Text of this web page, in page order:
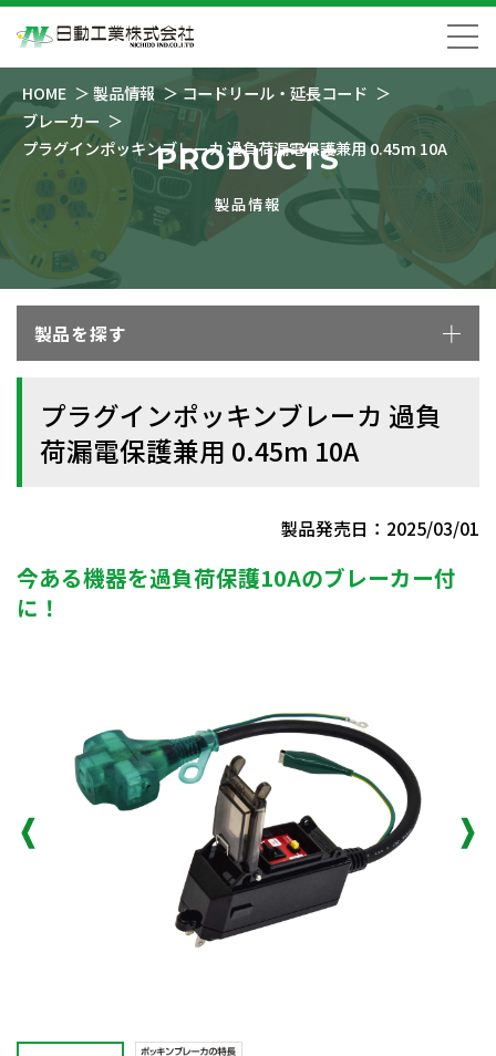
HOME 製品情報
コードリール・延長コード
ブレーカー
プラグインポッキンブレーカ 過負荷漏電保護兼用 0.45m 10A
PRODUCTS
製品情報
製品を探す
プラグインポッキンブレーカ 過負
荷漏電保護兼用 0.45m 10A
製品発売日：2025/03/01
今ある機器を過負荷保護10Aのブレーカー付
に！